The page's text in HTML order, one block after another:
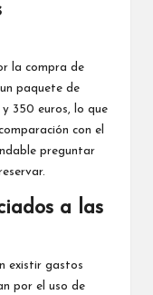
la compra de
paquete de
350 euros, lo que
con el
preguntar
a las
existir gastos
por el uso de